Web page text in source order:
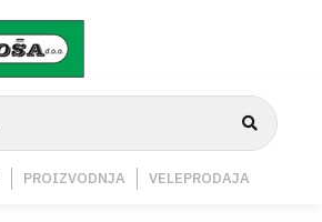
Navigation
PROIZVODNJA VELEPRODAJA